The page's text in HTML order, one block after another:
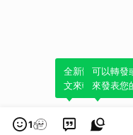
1
全新體驗！一鍵
文來輕鬆表達個
可以轉發
來發表您